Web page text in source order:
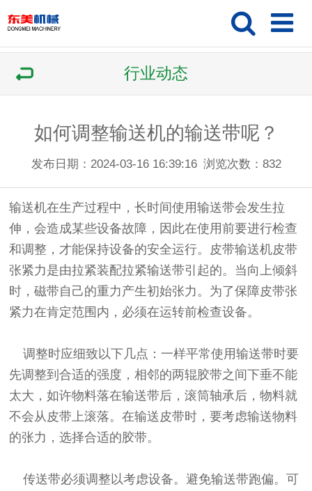
行业动态
如何调整输送机的输送带呢？
发布日期：2024-03-16 16:39:16 浏览次数： 832
输送机在生产过程中，长时间使用输送带会发生拉
伸，会造成某些设备故障，因此在使用前要进行检查
和调整，才能保持设备的安全运行。皮带输送机皮带
张紧力是由拉紧装配拉紧输送带引起的。当向上倾斜
时，磁带自己的重力产生初始张力。为了保障皮带张
紧力在肯定范围内，必须在运转前检查设备。
调整时应细致以下几点：一样平常使用输送带时要
先调整到合适的强度，相邻的两辊胶带之间下垂不能
太大，如许物料落在输送带后，滚筒轴承后，物料就
不会从皮带上滚落。在输送皮带时，要考虑输送物料
的张力，选择合适的胶带。
传送带必须调整以考虑设备。避免输送带跑偏。可